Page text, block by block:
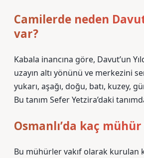
Camilerde neden Davut
var?
Kabala inancına göre, Davut’un
uzayın altı yönünü ve merkezini
yukarı, aşağı, doğu, batı, kuzey,
Bu tanım Sefer Yetzira’daki
Osmanlı’da kaç
Bu mühürler vakıf olarak kurulan